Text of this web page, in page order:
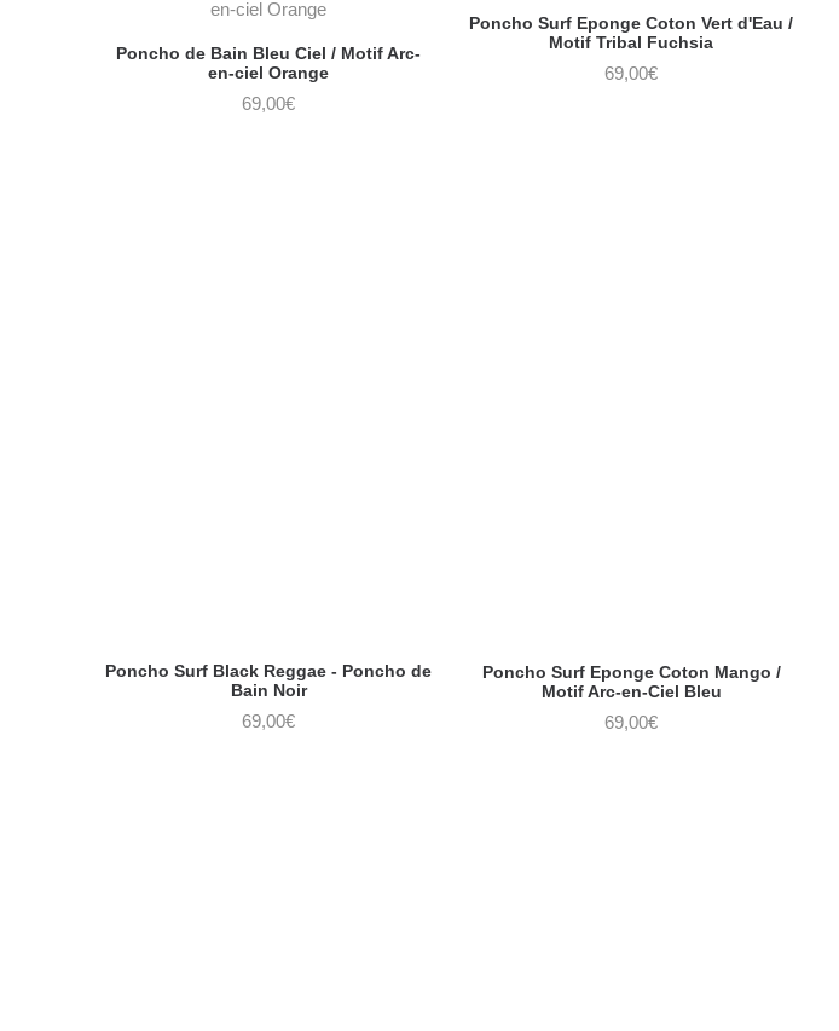
Poncho de Bain Bleu Ciel / Motif Arc-
en-ciel Orange
69,00€
Poncho Surf Eponge Coton Vert d'Eau /
Motif Tribal Fuchsia
69,00€
Poncho Surf Black Reggae - Poncho de
Bain Noir
69,00€
Poncho Surf Eponge Coton Mango /
Motif Arc-en-Ciel Bleu
69,00€